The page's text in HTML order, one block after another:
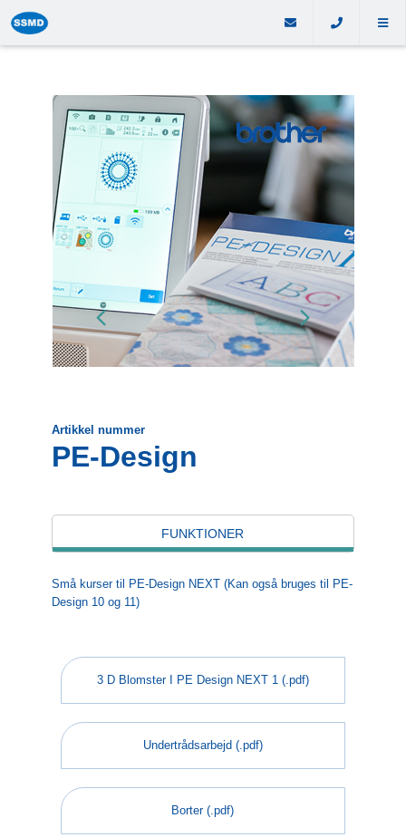
Artikkel nummer
PE-Design
FUNKTIONER
Små kurser til PE-Design NEXT (Kan også bruges til PE-
Design 10 og 11)
3 D Blomster I PE Design NEXT 1 (.pdf)
Undertrådsarbejd (.pdf)
Borter (.pdf)